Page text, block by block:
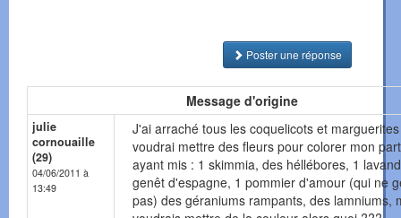
Poster une réponse
Message d'origine
julie
cornouaille
(29)
04/06/2011 à
13:49
J'ai arraché tous les coquelicots et
voudrai mettre des fleurs pour colorer mon
ayant mis : 1 skimmia, des héllébores, 1
genêt d'espagne, 1 pommier d'amour (qui ne
pas) des géraniums rampants, des lamniums,